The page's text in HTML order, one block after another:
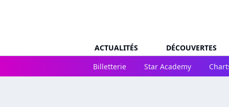
ACTUALITÉS DÉCOUVERTES
Billetterie
Star Academy